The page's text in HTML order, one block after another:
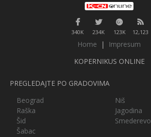
340K 234K 123K 12,123
Home |
Impresum
KOPERNIKUS ONLINE
PREGLEDAJTE PO GRADOVIMA
Beograd
Niš
Raška
Jagodina
Šid
Smederevo
Šabac